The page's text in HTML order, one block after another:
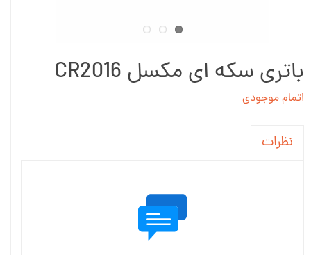
باتری سکه ای مکسل CR2016
اتمام موجودی
نظرات